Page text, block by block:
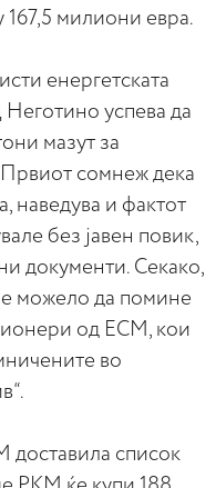
167,5 милиони евра.
енергетската
успева да
мазут за
сомнеж дека
наведува и фактот
без јавен повик,
документи. Секако,
можело да помине
од ЕСМ, кои
во
доставила список